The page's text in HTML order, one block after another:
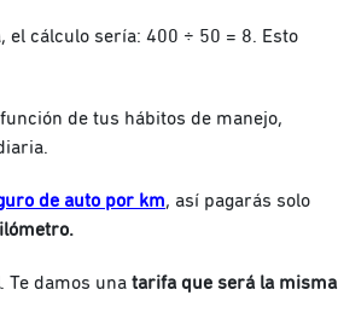
cálculo sería: 400 ÷ 50 = 8. Esto
de tus hábitos de manejo,
de auto por km, así pagarás solo
. Te damos una tarifa que será la misma